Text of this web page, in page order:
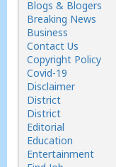
Blogs & Blogers
Breaking News
Business
Contact Us
Copyright Policy
Covid-19
Disclaimer
District
District
Editorial
Education
Entertainment